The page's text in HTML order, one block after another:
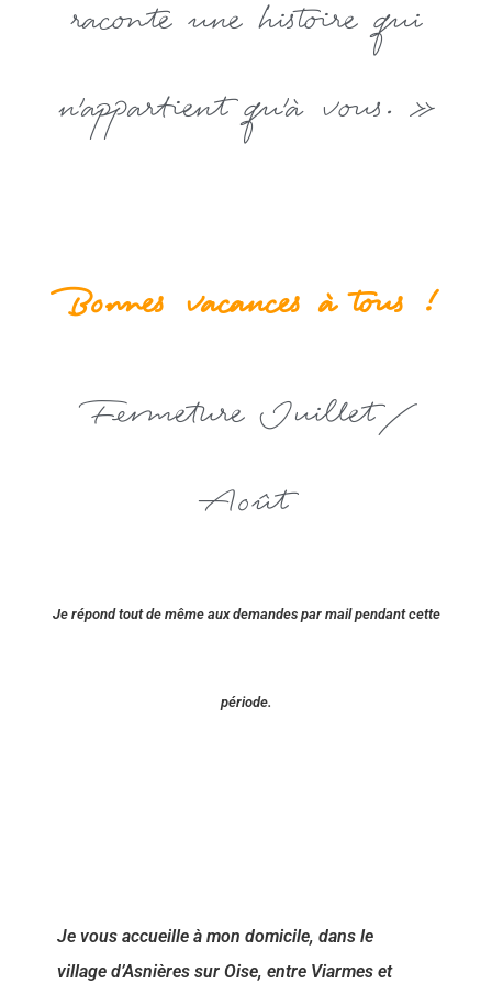
raconteune histoire qui
n’appartient qu’à vous. »
Bonnes vacances à tous !
Fermeture Juillet /
Août
Je répond tout de même aux demandes par mail pendant cette
période.
Je vous accueille à mon domicile, dans le
village d’Asnières sur Oise, entre Viarmes et